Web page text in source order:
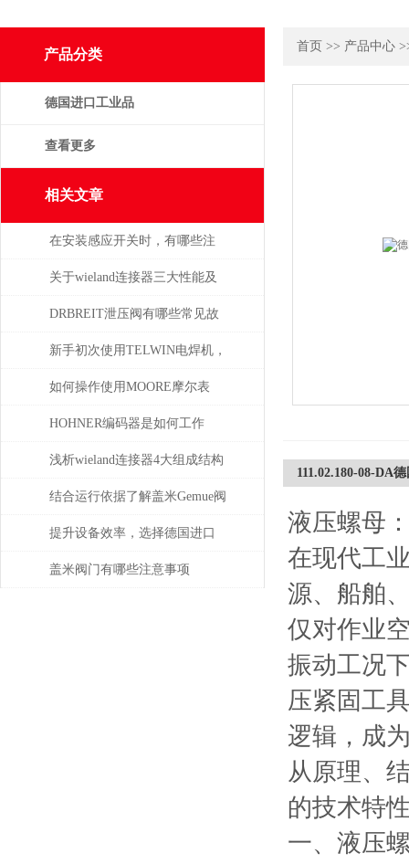
产品分类
德国进口工业品
查看更多
相关文章
在安装感应开关时，有哪些注
意事项？
关于wieland连接器三大性能及
重要性
DRBREIT泄压阀有哪些常见故
障
新手初次使用TELWIN电焊机，
需注意这几点
如何操作使用MOORE摩尔表
HOHNER编码器是如何工作
的，有哪些类型？
浅析wieland连接器4大组成结构
和检验要求
结合运行依据了解盖米Gemue阀
门
提升设备效率，选择德国进口
SPECK泵备件
盖米阀门有哪些注意事项
首页 >> 产品中心
111.02.180-08-DA
液压螺母
在现代工
源、船舶
仅对作业
振动工况
压紧固工
逻辑，成
从原理、
的技术特
一、液压